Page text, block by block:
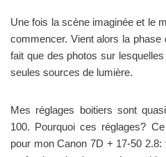
Une fois la scène imaginée et le
commencer. Vient alors la phase
fait que des photos sur
seules sources de lumière.
Mes réglages boitiers sont
100. Pourquoi ces réglages?
pour mon Canon 7D + 17-50